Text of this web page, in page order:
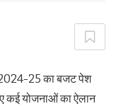
2024-25 का बजट पेश
कई योजनाओं का ऐलान